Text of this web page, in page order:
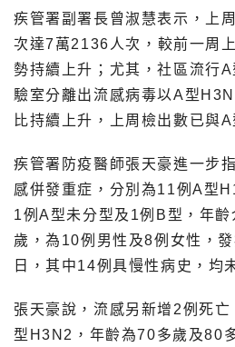
疾管署副署長曾淑慧表示，上
次達7萬2136人次，較前一周
勢持續上升；尤其，社區流行
驗室分離出流感病毒以A型
比持續上升，上周檢出數已與
疾管署防疫醫師張天豪進一步
感併發重症，分別為11例A型
1例A型未分型及1例B型，年
歲，為10例男性及8例女性，
日，其中14例具慢性病史，均
張天豪說，流感另新增2例死
型H3N2，年齡為70多歲及80